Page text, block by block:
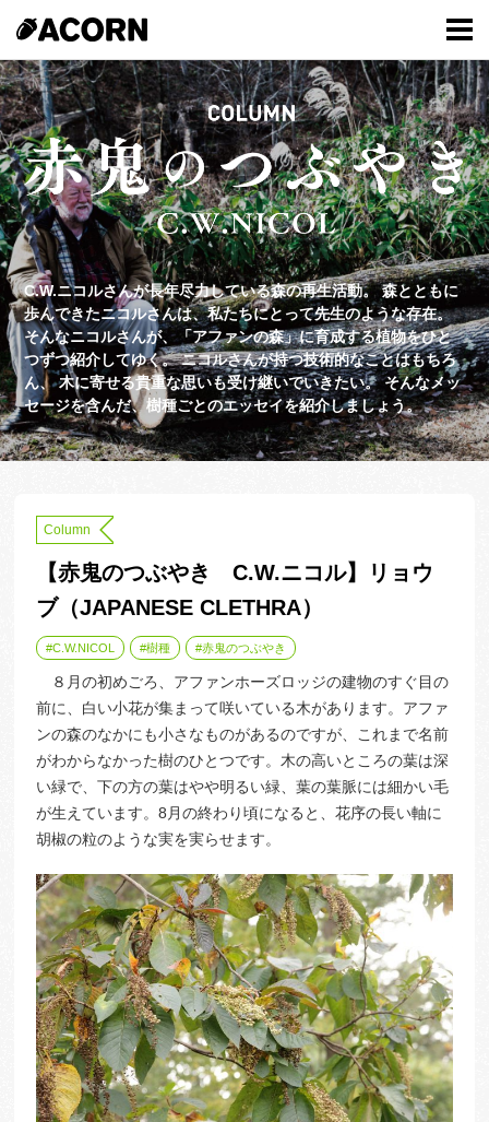
C.W.ニコルさんが長年尽力している森の再生活動。森とともに
歩んできたニコルさんは、私たちにとって先生のような存在。
そんなニコルさんが、「アファンの森」に育成する植物をひと
つずつ紹介してゆく。ニコルさんが持つ技術的なことはもちろ
ん、木に寄せる貴重な思いも受け継いでいきたい。そんなメッ
セージを含んだ、樹種ごとのエッセイを紹介しましょう。
Column
【赤鬼のつぶやき C.W.ニコル】リョウ
ブ（JAPANESE CLETHRA）
C.W.NICOL 樹種 赤鬼のつぶやき
８月の初めごろ、アファンホーズロッジの建物のすぐ目の
前に、白い小花が集まって咲いている木があります。アファ
ンの森のなかにも小さなものがあるのですが、これまで名前
がわからなかった樹のひとつです。木の高いところの葉は深
い緑で、下の方の葉はやや明るい緑、葉の葉脈には細かい毛
が生えています。8月の終わり頃になると、花序の長い軸に
胡椒の粒のような実を実らせます。